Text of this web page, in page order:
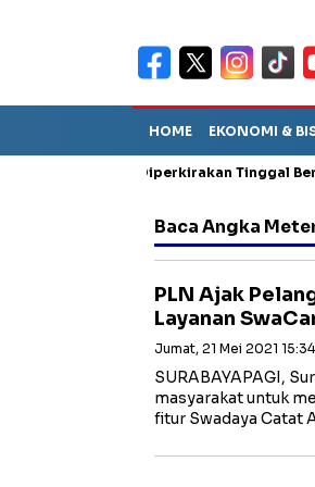
HOME EKONOMI &
Sebut TPA Diperkirakan Tinggal
Baca Angka
PLN Ajak
Layanan
Jumat, 21 Mei 2021
SURABAYAPAGI,
masyarakat untuk
fitur Swadaya Catat